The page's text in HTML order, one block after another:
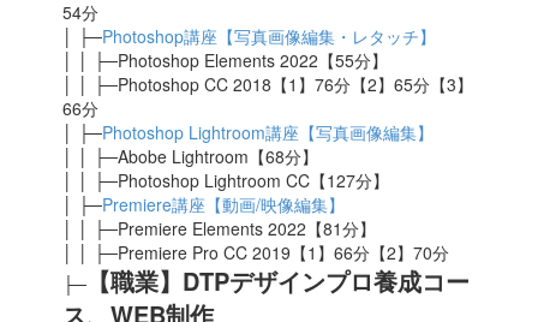
54分
│ ├─Photoshop講座【写真画像編集・レタッチ】
│ │ ├─Photoshop Elements 2022【55分】
│ │ ├─Photoshop CC 2018【1】76分【2】65分【3】
66分
│ ├─Photoshop Lightroom講座【写真画像編集】
│ │ ├─Abobe Lightroom【68分】
│ │ ├─Photoshop Lightroom CC【127分】
│ ├─Premiere講座【動画/映像編集】
│ │ ├─Premiere Elements 2022【81分】
│ │ ├─Premiere Pro CC 2019【1】66分【2】70分
├─ 【職業】DTPデザインプロ養成コー
ス、WEB制作